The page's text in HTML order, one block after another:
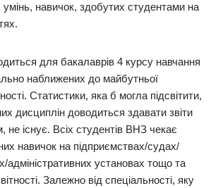
умінь, навичок, здобутих студентами на
для бакалаврів 4 курсу навчання
наближених до майбутньої
Статистики, яка б могла підсвітити,
дисциплін доводиться здавати звіти
не існує. Всіх студентів ВНЗ чекає
навичок на підприємствах/судах/
адміністративних установах тощо та
Залежно від спеціальності, яку